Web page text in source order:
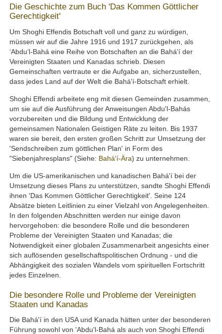
Die Geschichte zum Buch 'Das Kommen Göttlicher
Gerechtigkeit'
Um Shoghi Effendis Botschaft voll und ganz zu würdigen,
müssen wir auf die Jahre 1916 und 1917 zurückgehen, als
‘Abdu’l-Bahá eine Reihe von Botschaften an die Bahá'í der
Vereinigten Staaten und Kanadas schrieb. Diesen
Gemeinschaften vertraute er die Aufgabe an, sicherzustellen,
dass jedes Land auf der Welt die Bahá'í-Botschaft erhielt.
Shoghi Effendi arbeitete eng mit diesen Gemeinden zusammen,
um sie auf die Ausführung der Anweisungen Abdu'l-Bahás
vorzubereiten und die Bildung und Entwicklung der
gemeinsamen Nationalen Geistigen Räte zu leiten. Bis 1937
waren sie bereit, den ersten großen Schritt zur Umsetzung der
'Sendschreiben zum göttlichen Plan' in Form des
"Siebenjahresplans" (Siehe: Bahá'í-Ära) zu unternehmen.
Um die US-amerikanischen und kanadischen Bahá'í bei der
Umsetzung dieses Plans zu unterstützen, sandte Shoghi Effendi
ihnen 'Das Kommen Göttlicher Gerechtigkeit'. Seine 124
Absätze bieten Leitlinien zu einer Vielzahl von Angelegenheiten.
In den folgenden Abschnitten werden nur einige davon
hervorgehoben: die besondere Rolle und die besonderen
Probleme der Vereinigten Staaten und Kanadas; die
Notwendigkeit einer globalen Zusammenarbeit angesichts einer
sich auflösenden gesellschaftspolitischen Ordnung - und die
Abhängigkeit des sozialen Wandels vom spirituellen Fortschritt
jedes Einzelnen.
Die besondere Rolle und Probleme der Vereinigten
Staaten und Kanadas
Die Bahá'í in den USA und Kanada hätten unter der besonderen
Führung sowohl von 'Abdu'l-Bahá als auch von Shoghi Effendi